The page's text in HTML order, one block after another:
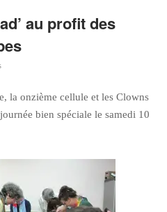
au profit des
la onzième cellule et les Clowns
bien spéciale le samedi 10